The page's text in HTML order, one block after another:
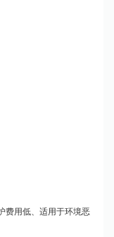
费用低、适用于环境恶